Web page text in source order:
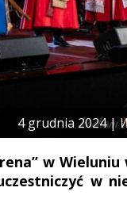
4 grudnia 2024 |
w Wieluniu
w